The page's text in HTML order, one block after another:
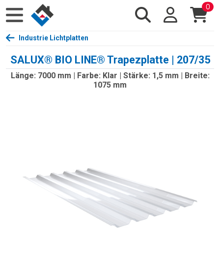
0
Industrie Lichtplatten
SALUX® BIO LINE® Trapezplatte | 207/35
Länge: 7000 mm | Farbe: Klar | Stärke: 1,5 mm | Breite:
1075 mm